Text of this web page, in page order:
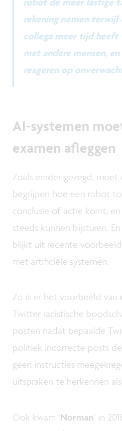
rekening nemen terwijl
collega meer tijd
met andere mensen,
reageren op
AI-systemen
examen afleggen
Zoals eerder gezegd, moet
begrijpen hoe een robot
conclusie of actie komt,
steeds kunnen bijsturen.
blijkt uit recente
met artificiële systemen.
Zo is er het voorbeeld van
Twitter racistische
posten nadat bepaalde
politiek incorrecte posts
geen instructies
uitspraken te herkennen
Ook kwam ‘Norman’ in